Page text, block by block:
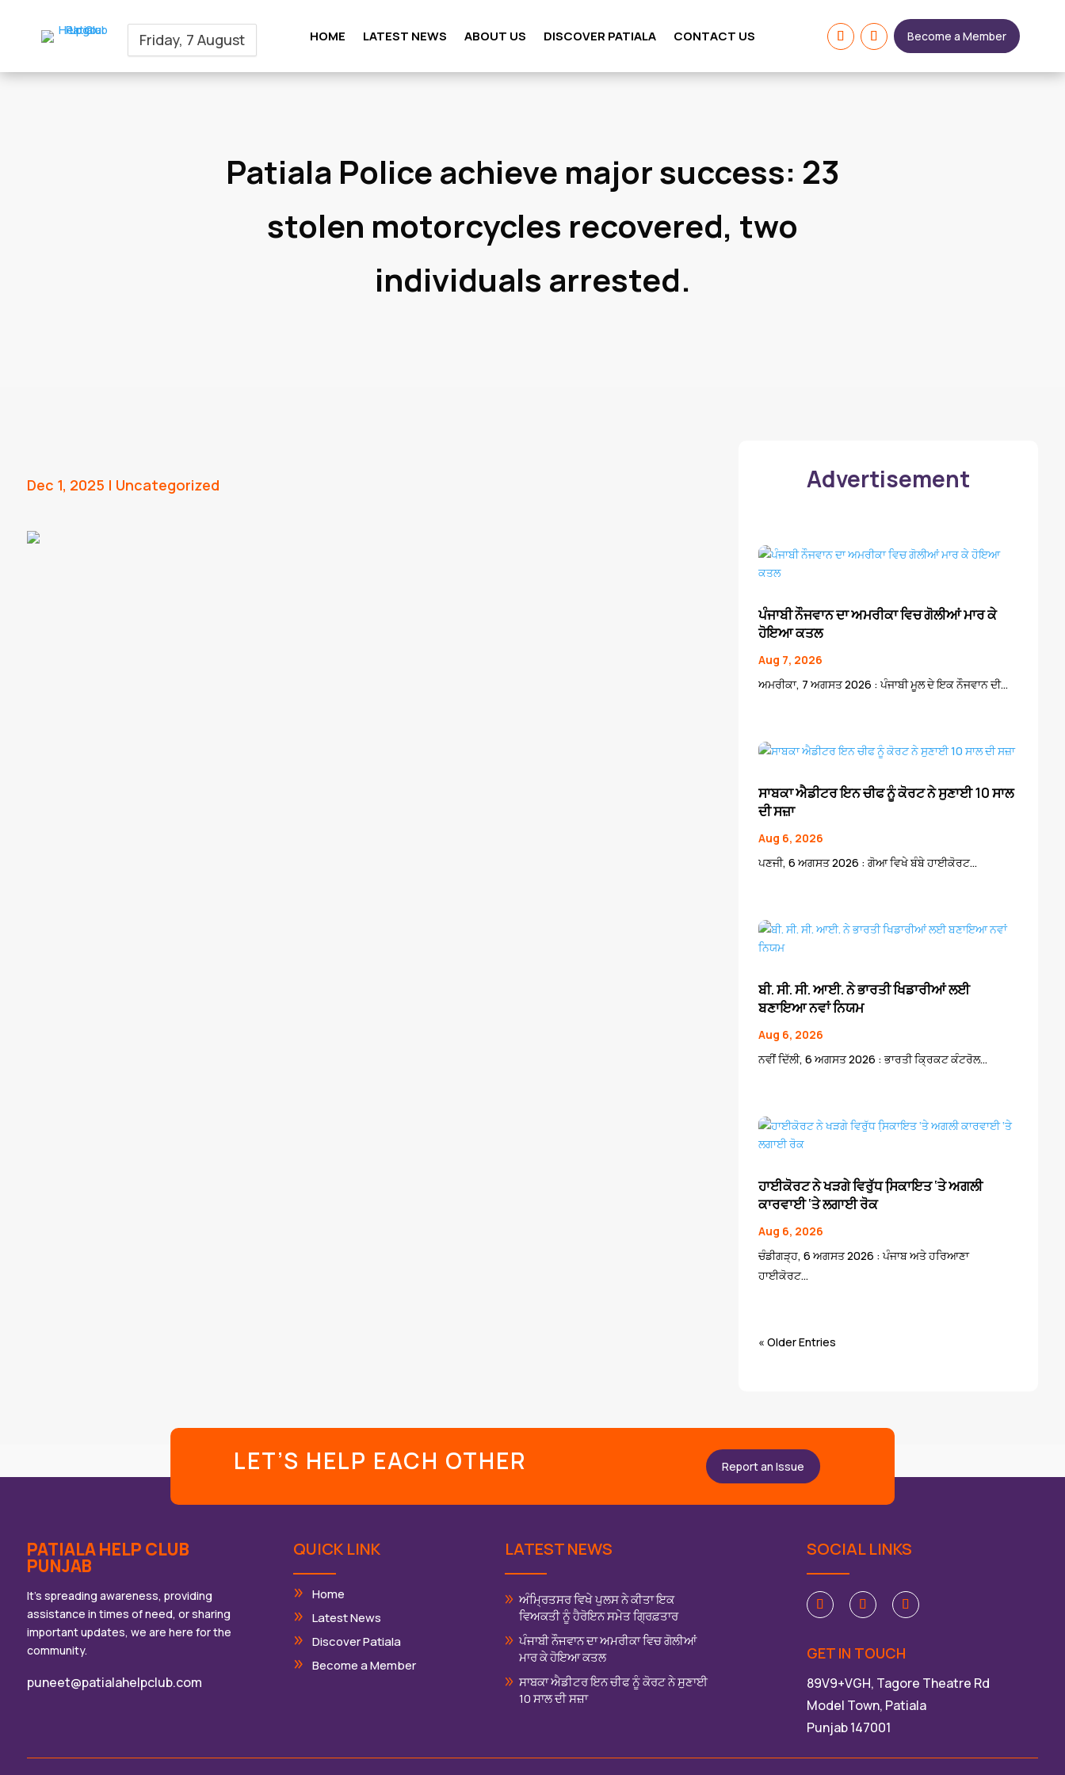
Friday, 7 August HOME LATEST NEWS ABOUT US DISCOVER PATIALA CONTACT US Become a Member
Patiala Police achieve major success: 23
stolen motorcycles recovered, two
individuals arrested.
Dec 1, 2025 | Uncategorized Advertisement
ਪੰਜਾਬੀ ਨੌਜਵਾਨ ਦਾ ਅਮਰੀਕਾ ਵਿਚ ਗੋਲੀਆਂ ਮਾਰ ਕੇ
ਹੋਇਆ ਕਤਲ
Aug 7, 2026
ਅਮਰੀਕਾ, 7 ਅਗਸਤ 2026 : ਪੰਜਾਬੀ ਮੂਲ ਦੇ ਇਕ ਨੌਜਵਾਨ ਦੀ...
ਸਾਬਕਾ ਐਡੀਟਰ ਇਨ ਚੀਫ ਨੂੰ ਕੋਰਟ ਨੇ ਸੁਣਾਈ 10 ਸਾਲ
ਦੀ ਸਜ਼ਾ
Aug 6, 2026
ਪਣਜੀ, 6 ਅਗਸਤ 2026 : ਗੋਆ ਵਿਖੇ ਬੰਬੇ ਹਾਈਕੋਰਟ...
ਬੀ. ਸੀ. ਸੀ. ਆਈ. ਨੇ ਭਾਰਤੀ ਖਿਡਾਰੀਆਂ ਲਈ
ਬਣਾਇਆ ਨਵਾਂ ਨਿਯਮ
Aug 6, 2026
ਨਵੀਂ ਦਿੱਲੀ, 6 ਅਗਸਤ 2026 : ਭਾਰਤੀ ਕ੍ਰਿਕਟ ਕੰਟਰੋਲ...
ਹਾਈਕੋਰਟ ਨੇ ਖੜਗੇ ਵਿਰੁੱਧ ਸਿ਼ਕਾਇਤ ‘ਤੇ ਅਗਲੀ
ਕਾਰਵਾਈ ‘ਤੇ ਲਗਾਈ ਰੋਕ
Aug 6, 2026
ਚੰਡੀਗੜ੍ਹ, 6 ਅਗਸਤ 2026 : ਪੰਜਾਬ ਅਤੇ ਹਰਿਆਣਾ
ਹਾਈਕੋਰਟ...
« Older Entries
LET’S HELP EACH OTHER Report an Issue
PATIALA HELP CLUB
PUNJAB
It’s spreading awareness, providing
assistance in times of need, or sharing
important updates, we are here for the
community.
puneet@patialahelpclub.com
QUICK LINK
Home
Latest News
Discover Patiala
Become a Member
LATEST NEWS
ਅੰਮ੍ਰਿਤਸਰ ਵਿਖੇ ਪੁਲਸ ਨੇ ਕੀਤਾ ਇਕ
ਵਿਅਕਤੀ ਨੂੰ ਹੈਰੋਇਨ ਸਮੇਤ ਗ੍ਰਿਫ਼ਤਾਰ
ਪੰਜਾਬੀ ਨੌਜਵਾਨ ਦਾ ਅਮਰੀਕਾ ਵਿਚ ਗੋਲੀਆਂ
ਮਾਰ ਕੇ ਹੋਇਆ ਕਤਲ
ਸਾਬਕਾ ਐਡੀਟਰ ਇਨ ਚੀਫ ਨੂੰ ਕੋਰਟ ਨੇ ਸੁਣਾਈ
10 ਸਾਲ ਦੀ ਸਜ਼ਾ
SOCIAL LINKS
GET IN TOUCH
89V9+VGH, Tagore Theatre Rd
Model Town, Patiala
Punjab 147001